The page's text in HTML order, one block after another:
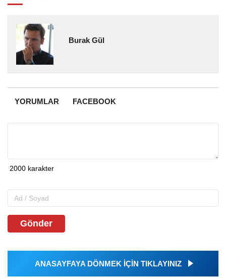
Burak Gül
YORUMLAR FACEBOOK
Gönder
ANASAYFAYA DÖNMEK İÇİN TIKLAYINIZ